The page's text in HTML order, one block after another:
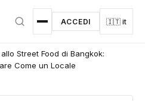
ACCEDI 🇮🇹 it
Street Food di Bangkok:
Come un Locale